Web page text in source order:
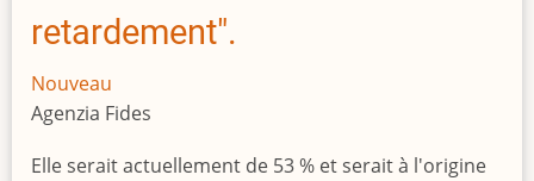
retardement".
Nouveau
Agenzia Fides
Elle serait actuellement de 53 % et serait à l'origine